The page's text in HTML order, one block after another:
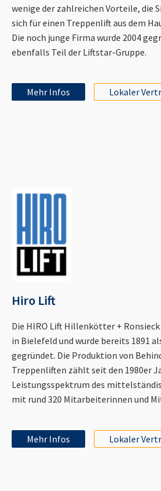
wenige der zahlreichen Vorteile, die
sich für einen Treppenlift aus dem
Die noch junge Firma wurde 2004
ebenfalls Teil der Liftstar-Gruppe.
Mehr Infos Lokaler
Hiro Lift
Die HIRO Lift Hillenkötter +
in Bielefeld und wurde bereits 1891
gegründet. Die Produktion von
Treppenliften zählt seit den 1980er
Leistungsspektrum des
mit rund 320 Mitarbeiterinnen und
Mehr Infos Lokaler